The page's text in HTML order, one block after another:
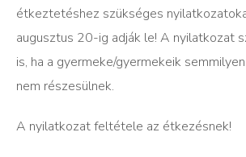
étkeztetéshez szükséges
augusztus 20-ig adják le! A nyilatkozat
is, ha a gyermeke/gyermekeik
nem részesülnek.
A nyilatkozat feltétele az étkezésnek!